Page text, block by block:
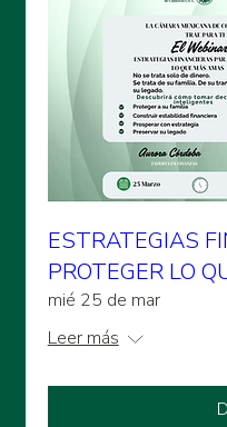
ESTRATEGIAS
PROTEGER LO
mié 25 de mar
Leer más